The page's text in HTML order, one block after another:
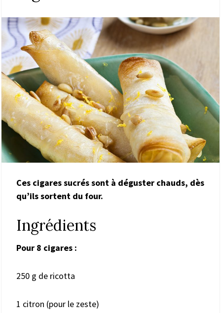
Ces cigares sucrés sont à déguster chauds, dès
qu’ils sortent du four.
Ingrédients
Pour 8 cigares :
250 g de ricotta
1 citron (pour le zeste)